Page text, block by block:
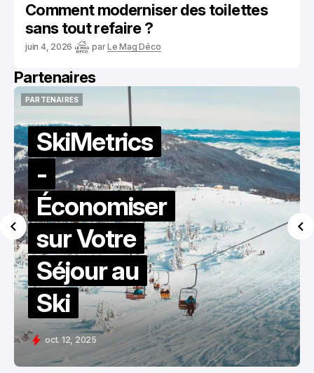
Comment moderniser des toilettes
sans tout refaire ?
juin 4, 2026 parLe Mag Déco
Partenaires
PARTENAIRES
Le Mag
Loisirs
oct. 24, 2025